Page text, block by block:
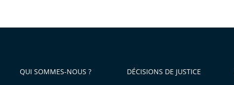
QUI SOMMES-NOUS ? DÉCISIONS DE JUSTICE